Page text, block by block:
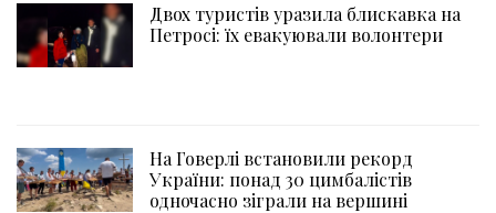
Двох туристів уразила блискавка на
Петросі: їх евакуювали волонтери
На Говерлі встановили рекорд
України: понад 30 цимбалістів
одночасно зіграли на вершині